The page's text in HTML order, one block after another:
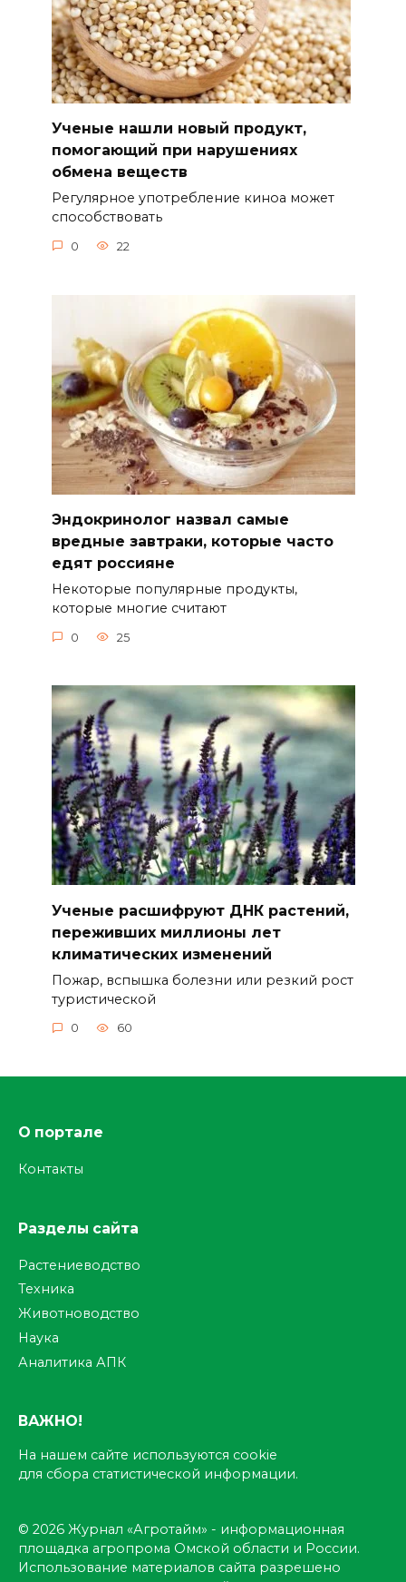
Ученые нашли новый продукт,
помогающий при нарушениях
обмена веществ
Регулярное употребление киноа может
способствовать
0 22
Эндокринолог назвал самые
вредные завтраки, которые часто
едят россияне
Некоторые популярные продукты,
которые многие считают
0 25
Ученые расшифруют ДНК растений,
переживших миллионы лет
климатических изменений
Пожар, вспышка болезни или резкий рост
туристической
0 60
О портале
Контакты
Разделы сайта
Растениеводство
Техника
Животноводство
Наука
Аналитика АПК
ВАЖНО!
На нашем сайте используются cookie
для сбора статистической информации.
© 2026 Журнал «Агротайм» - информационная
площадка агропрома Омской области и России.
Использование материалов сайта разрешено